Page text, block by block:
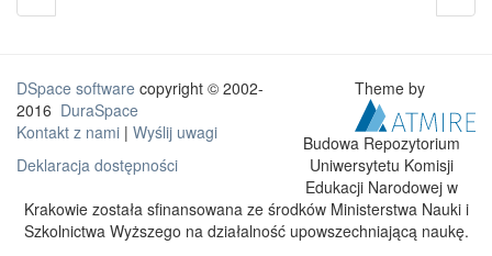
DSpace software copyright © 2002-
2016 DuraSpace
Kontakt z nami | Wyślij uwagi
Deklaracja dostępności
Theme by
Budowa Repozytorium
Uniwersytetu Komisji
Edukacji Narodowej w
Krakowie została sfinansowana ze środków Ministerstwa Nauki i
Szkolnictwa Wyższego na działalność upowszechniającą naukę.